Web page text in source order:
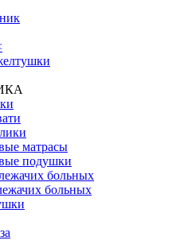
матрасы
подушки
больных
больных